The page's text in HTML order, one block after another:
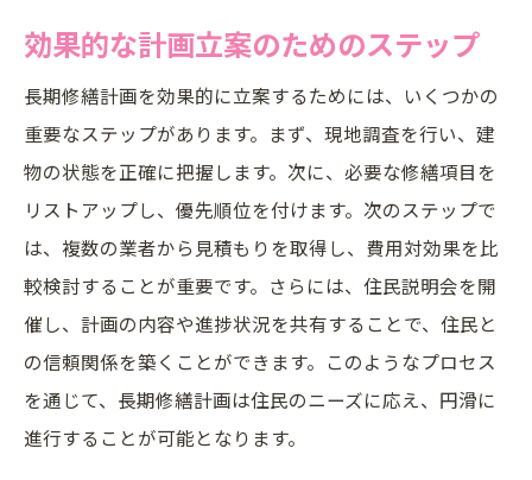
効果的な計画立案のためのステップ
長期修繕計画を効果的に立案するためには、いくつかの
重要なステップがあります。まず、現地調査を行い、建
物の状態を正確に把握します。次に、必要な修繕項目を
リストアップし、優先順位を付けます。次のステップで
は、複数の業者から見積もりを取得し、費用対効果を比
較検討することが重要です。さらには、住民説明会を開
催し、計画の内容や進捗状況を共有することで、住民と
の信頼関係を築くことができます。このようなプロセス
を通じて、長期修繕計画は住民のニーズに応え、円滑に
進行することが可能となります。